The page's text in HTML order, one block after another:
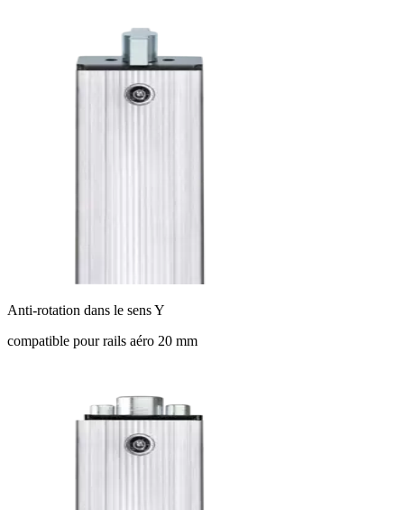
Anti-rotation dans le sens Y
compatible pour rails aéro 20 mm